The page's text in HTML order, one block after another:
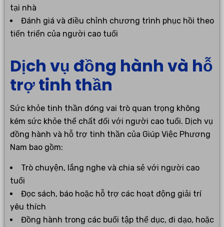
tại nhà
Đánh giá và điều chỉnh chương trình phục hồi theo
tiến triển của người cao tuổi
Dịch vụ đồng hành và hỗ
trợ tinh thần
Sức khỏe tinh thần đóng vai trò quan trọng không
kém sức khỏe thể chất đối với người cao tuổi. Dịch vụ
đồng hành và hỗ trợ tinh thần của Giúp Việc Phương
Nam bao gồm:
Trò chuyện, lắng nghe và chia sẻ với người cao
tuổi
Đọc sách, báo hoặc hỗ trợ các hoạt động giải trí
yêu thích
Đồng hành trong các buổi tập thể dục, đi dạo, hoặc